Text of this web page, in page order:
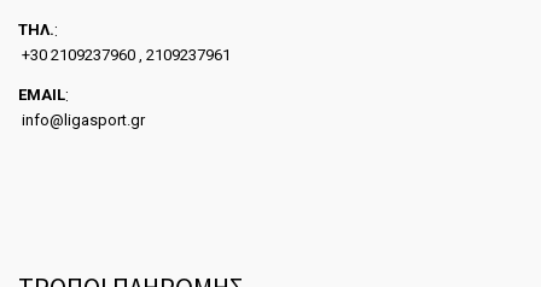
ΤΗΛ.:
+30 2109237960 , 2109237961
EMAIL:
info@ligasport.gr